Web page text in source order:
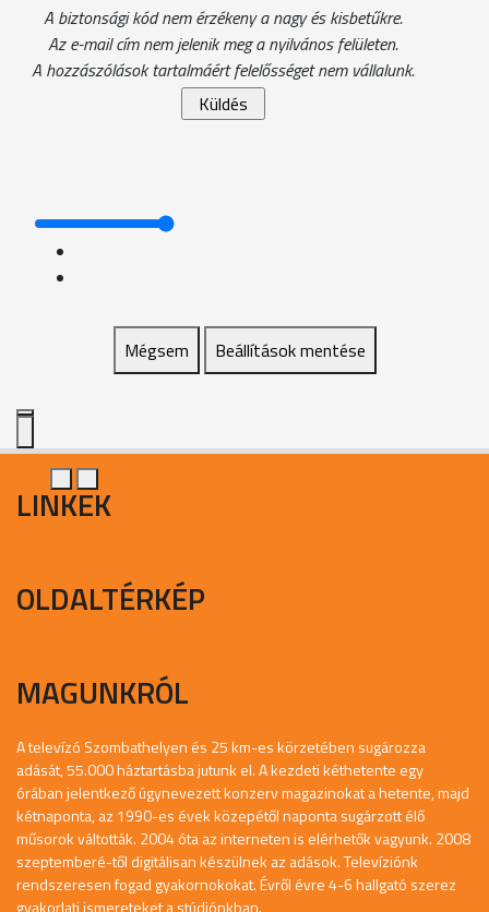
A biztonsági kód nem érzékeny a nagy és kisbetűkre.
Az e-mail cím nem jelenik meg a nyilvános felületen.
A hozzászólások tartalmáért felelősséget nem vállalunk.
Mégsem Beállítások mentése
LINKEK
OLDALTÉRKÉP
MAGUNKRÓL
A televízó Szombathelyen és 25 km-es körzetében sugározza
adását, 55.000 háztartásba jutunk el. A kezdeti kéthetente egy
órában jelentkező úgynevezett konzerv magazinokat a hetente, majd
kétnaponta, az 1990-es évek közepétől naponta sugárzott élő
műsorok váltották. 2004 óta az interneten is elérhetők vagyunk. 2008
szeptemberé-től digitálisan készülnek az adások. Televíziónk
rendszeresen fogad gyakornokokat. Évről évre 4-6 hallgató szerez
gyakorlati ismereteket a stúdiónkban.